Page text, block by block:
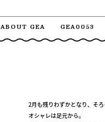
ABOUT GEA GEA0053
2月も残りわずかとなり、そ
オシャレは足元から。